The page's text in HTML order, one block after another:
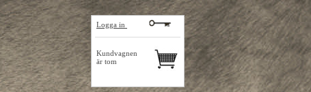
Logga in
Kundvagnen
är tom